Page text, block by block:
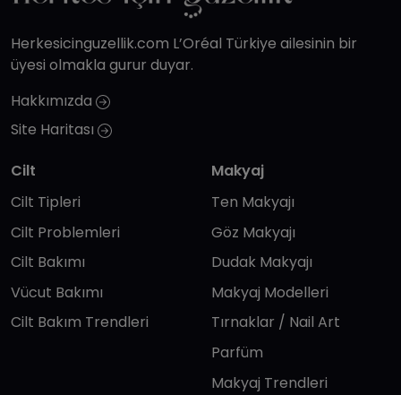
Herkesicinguzellik.com L’Oréal Türkiye ailesinin bir
üyesi olmakla gurur duyar.
Hakkımızda
Site Haritası
Cilt
Cilt Tipleri
Cilt Problemleri
Cilt Bakımı
Vücut Bakımı
Cilt Bakım Trendleri
Makyaj
Ten Makyajı
Göz Makyajı
Dudak Makyajı
Makyaj Modelleri
Tırnaklar / Nail Art
Parfüm
Makyaj Trendleri